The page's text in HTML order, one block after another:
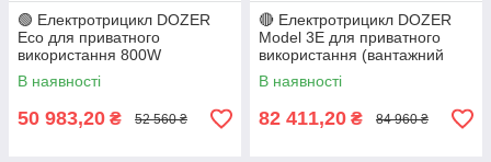
🟢 Електротрицикл DOZER
Eco для приватного
використання 800W
(вантажний)
В наявності
50 983,20 ₴ 52 560 ₴
🔴 Електротрицикл DOZER
Model 3E для приватного
використання (вантажний
1500W)
В наявності
82 411,20 ₴ 84 960 ₴